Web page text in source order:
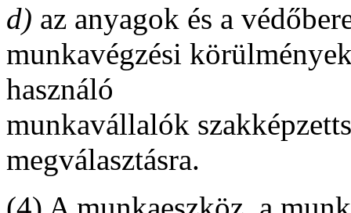
d) az anyagok és a
munkavégzési
használó
munkavállalók
megválasztásra.